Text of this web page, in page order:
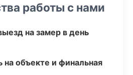
работы с нами
на замер в день
на объекте и финальная